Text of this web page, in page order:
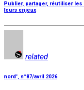
Publier, partager, réutiliser
leurs enjeux
related
nord', n°87/avril 2026